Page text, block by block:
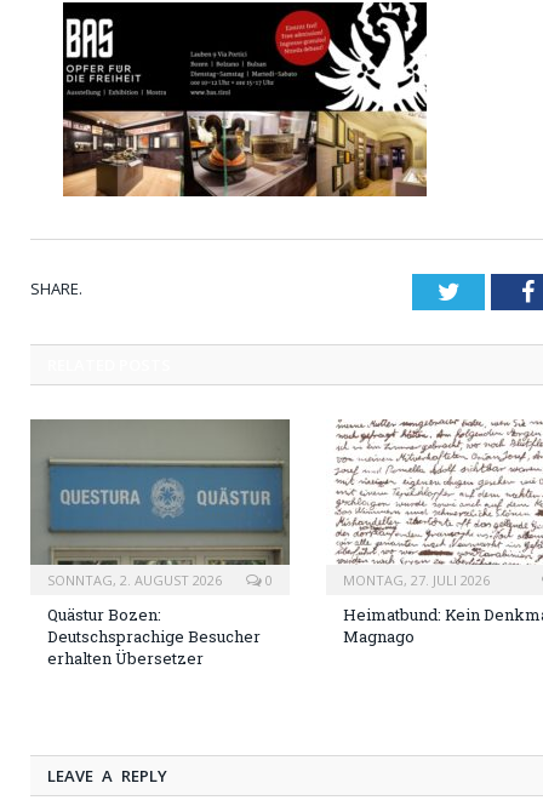
SHARE. Twitter
SONNTAG, 2. AUGUST 2026 0
Quästur Bozen:
Deutschsprachige Besucher
erhalten Übersetzer
MONTAG, 27. JULI 2026
Heimatbund: Kein
Magnago
LEAVE A REPLY